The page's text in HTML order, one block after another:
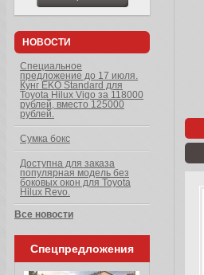
НОВОСТИ
Специальное
предложение до 17 июля.
Кунг EKO Standard для
Toyota Hilux Vigo за 118000
рублей, вместо 125000
рублей.
Сумка бокс
Доступна для заказа
популярная модель без
боковых окон для Toyota
Hilux Revo.
Все новости
Спецпредложения